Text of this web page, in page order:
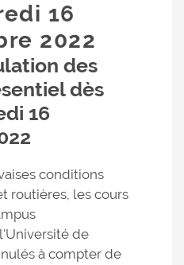
16
2022
des
dès
16
conditions
routières, les cours
de
à compter de